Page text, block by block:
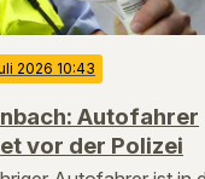
2026 10:43
Autofahrer
vor der Polizei